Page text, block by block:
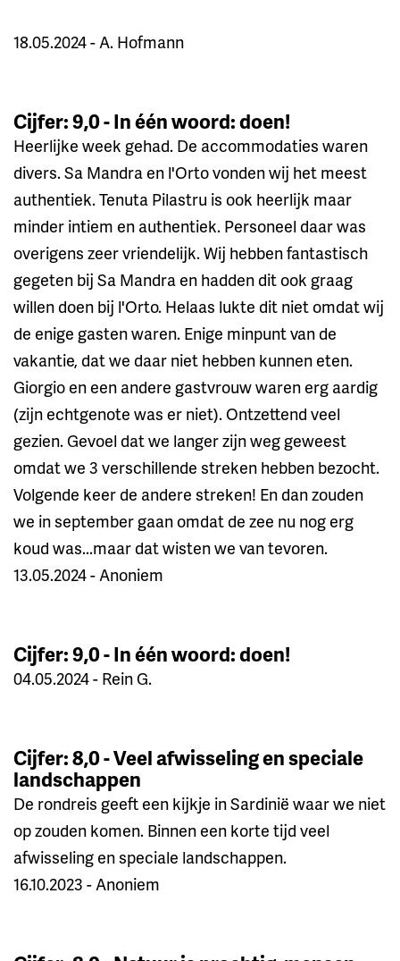
18.05.2024 - A. Hofmann
Cijfer: 9,0 - In één woord: doen!
Heerlijke week gehad. De accommodaties waren
divers. Sa Mandra en l'Orto vonden wij het meest
authentiek. Tenuta Pilastru is ook heerlijk maar
minder intiem en authentiek. Personeel daar was
overigens zeer vriendelijk. Wij hebben fantastisch
gegeten bij Sa Mandra en hadden dit ook graag
willen doen bij l'Orto. Helaas lukte dit niet omdat wij
de enige gasten waren. Enige minpunt van de
vakantie, dat we daar niet hebben kunnen eten.
Giorgio en een andere gastvrouw waren erg aardig
(zijn echtgenote was er niet). Ontzettend veel
gezien. Gevoel dat we langer zijn weg geweest
omdat we 3 verschillende streken hebben bezocht.
Volgende keer de andere streken! En dan zouden
we in september gaan omdat de zee nu nog erg
koud was...maar dat wisten we van tevoren.
13.05.2024 - Anoniem
Cijfer: 9,0 - In één woord: doen!
04.05.2024 - Rein G.
Cijfer: 8,0 - Veel afwisseling en speciale
landschappen
De rondreis geeft een kijkje in Sardinië waar we niet
op zouden komen. Binnen een korte tijd veel
afwisseling en speciale landschappen.
16.10.2023 - Anoniem